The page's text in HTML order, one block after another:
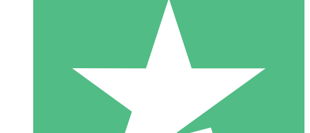
Paquetes de Créditos Individuales
Paga según el uso con créditos de descarga. Sin compromiso